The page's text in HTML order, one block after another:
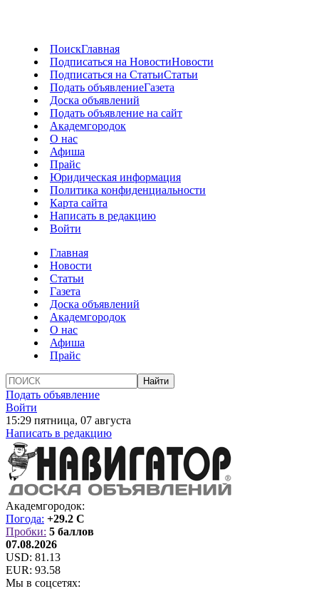
ПоискГлавная
Подписаться на НовостиНовости
Подписаться на СтатьиСтатьи
Подать объявлениеГазета
Доска объявлений
Подать объявление на сайт
Академгородок
О нас
Афиша
Прайс
Юридическая информация
Политика конфиденциальности
Карта сайта
Написать в редакцию
Войти
Главная
Новости
Статьи
Газета
Доска объявлений
Академгородок
О нас
Афиша
Прайс
Подать объявление
Войти
15:29 пятница, 07 августа
Написать в редакцию
Академгородок:
Погода: +29.2 C
Пробки: 5 баллов
07.08.2026
USD: 81.13
EUR: 93.58
Мы в соцсетях: